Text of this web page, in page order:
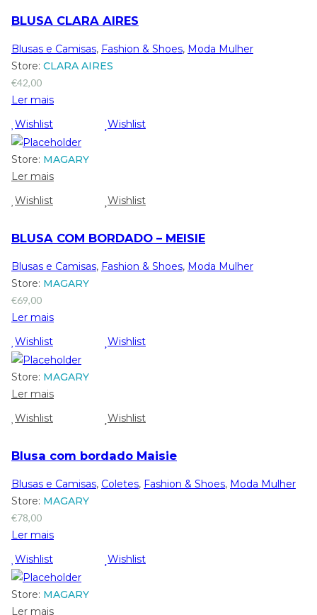
BLUSA CLARA AIRES
Blusas e Camisas, Fashion & Shoes, Moda Mulher
Store: CLARA AIRES
€42,00
Ler mais
Wishlist
Wishlist
Store: MAGARY
Ler mais
Wishlist
Wishlist
BLUSA COM BORDADO – MEISIE
Blusas e Camisas, Fashion & Shoes, Moda Mulher
Store: MAGARY
€69,00
Ler mais
Wishlist
Wishlist
Store: MAGARY
Ler mais
Wishlist
Wishlist
Blusa com bordado Maisie
Blusas e Camisas, Coletes, Fashion & Shoes, Moda Mulher
Store: MAGARY
€78,00
Ler mais
Wishlist
Wishlist
Store: MAGARY
Ler mais